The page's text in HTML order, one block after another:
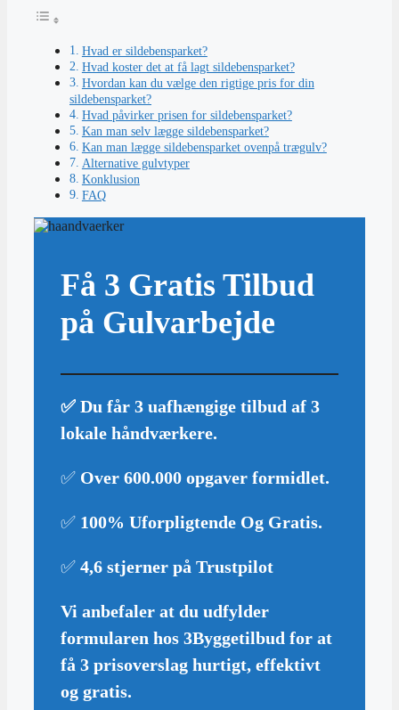
Hvad er sildebensparket?
Hvad koster det at få lagt sildebensparket?
Hvordan kan du vælge den rigtige pris for din
sildebensparket?
Hvad påvirker prisen for sildebensparket?
Kan man selv lægge sildebensparket?
Kan man lægge sildebensparket ovenpå trægulv?
Alternative gulvtyper
Konklusion
FAQ
Få 3 Gratis Tilbud
på Gulvarbejde
✅ Du får 3 uafhængige tilbud af 3
lokale håndværkere.
✅ Over 600.000 opgaver formidlet.
✅ 100% Uforpligtende Og Gratis.
✅ 4,6 stjerner på Trustpilot
Vi anbefaler at du udfylder
formularen hos 3Byggetilbud for at
få 3 prisoverslag hurtigt, effektivt
og gratis.